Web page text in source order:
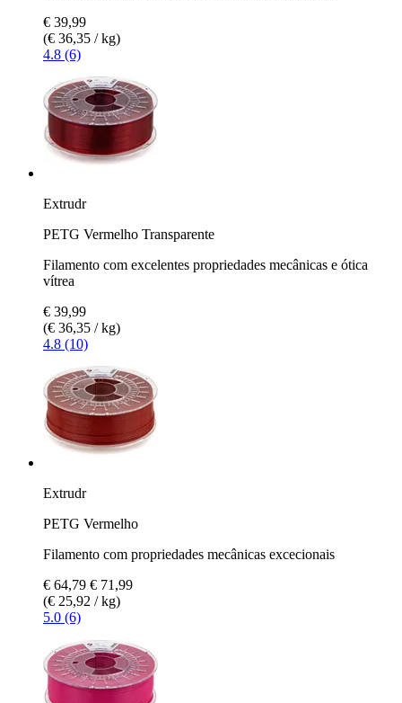
€ 39,99
(€ 36,35 / kg)
4.8 (6)
Extrudr
PETG Vermelho Transparente
Filamento com excelentes propriedades mecânicas e ótica
vítrea
€ 39,99
(€ 36,35 / kg)
4.8 (10)
Extrudr
PETG Vermelho
Filamento com propriedades mecânicas excecionais
€ 64,79 € 71,99
(€ 25,92 / kg)
5.0 (6)